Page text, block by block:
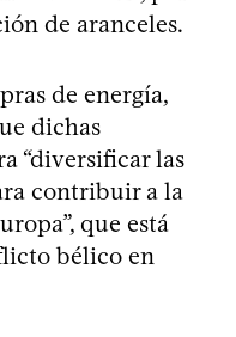
de aranceles.
de energía,
dichas
“diversificar las
contribuir a la
que está
bélico en